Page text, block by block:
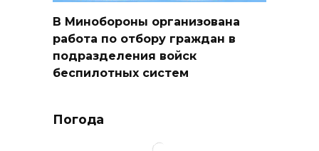
В Минобороны организована
работа по отбору граждан в
подразделения войск
беспилотных систем
Погода